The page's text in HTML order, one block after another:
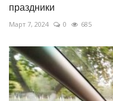
праздники
Март 7, 2024 0 685